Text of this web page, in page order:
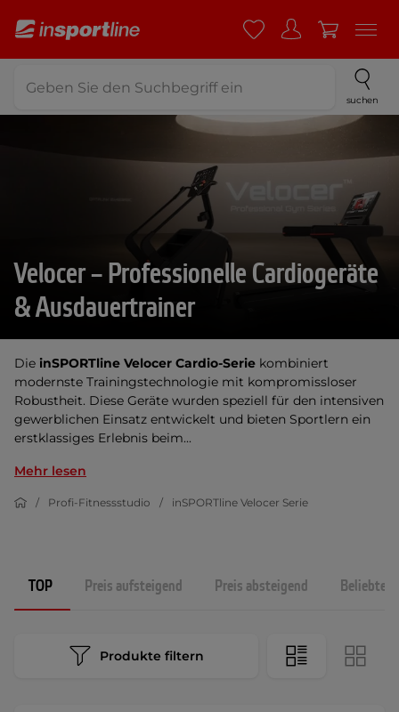
suchen
Velocer – Professionelle Cardiogeräte
& Ausdauertrainer
Die inSPORTline Velocer Cardio-Serie kombiniert
modernste Trainingstechnologie mit kompromissloser
Robustheit. Diese Geräte wurden speziell für den intensiven
gewerblichen Einsatz entwickelt und bieten Sportlern ein
erstklassiges Erlebnis beim...
Mehr lesen
Profi-Fitnessstudio inSPORTline Velocer Serie
TOP Preis aufsteigend Preis absteigend
Produkte filtern